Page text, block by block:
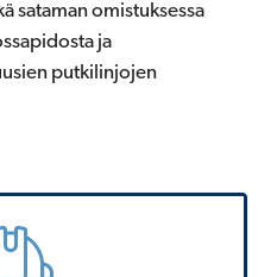
sataman omistuksessa
ja
putkilinjojen